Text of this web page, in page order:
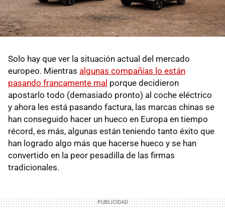
Solo hay que ver la situación actual del mercado
europeo. Mientras algunas compañías lo están
pasando francamente mal porque decidieron
apostarlo todo (demasiado pronto) al coche eléctrico
y ahora les está pasando factura, las marcas chinas se
han conseguido hacer un hueco en Europa en tiempo
récord, es más, algunas están teniendo tanto éxito que
han logrado algo más que hacerse hueco y se han
convertido en la peor pesadilla de las firmas
tradicionales.